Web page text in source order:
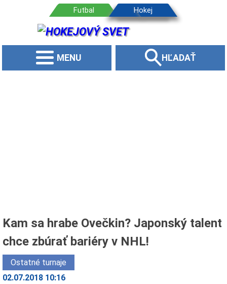
MENU HĽADAŤ
Kam sa hrabe Ovečkin? Japonský talent
chce zbúrať bariéry v NHL!
Ostatné turnaje
02.07.2018 10:16